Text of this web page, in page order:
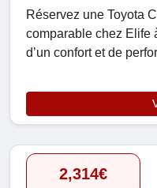
Réservez une Toyota
comparable chez Elife
d’un confort et de
2,314€